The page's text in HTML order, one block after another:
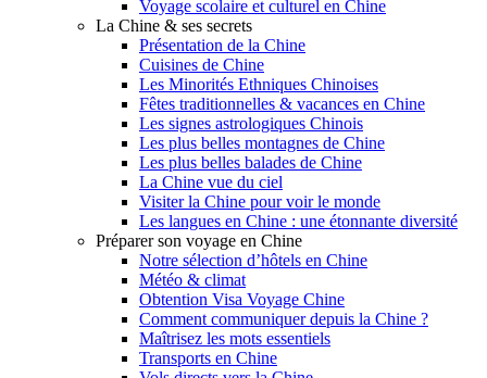
Voyage scolaire et culturel en Chine
La Chine & ses secrets
Présentation de la Chine
Cuisines de Chine
Les Minorités Ethniques Chinoises
Fêtes traditionnelles & vacances en Chine
Les signes astrologiques Chinois
Les plus belles montagnes de Chine
Les plus belles balades de Chine
La Chine vue du ciel
Visiter la Chine pour voir le monde
Les langues en Chine : une étonnante diversité
Préparer son voyage en Chine
Notre sélection d’hôtels en Chine
Météo & climat
Obtention Visa Voyage Chine
Comment communiquer depuis la Chine ?
Maîtrisez les mots essentiels
Transports en Chine